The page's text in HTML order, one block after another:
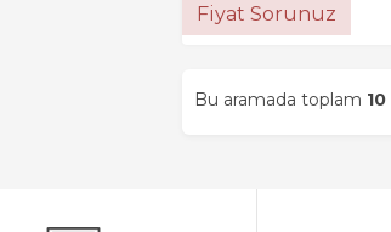
Fiyat Sorunuz
Bu aramada toplam 10